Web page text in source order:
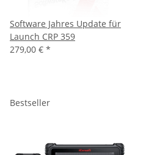
Software Jahres Update für
Launch CRP 359
279,00 € *
Bestseller